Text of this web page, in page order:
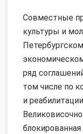
Совместные
культуры и
ряд
том числе по
и